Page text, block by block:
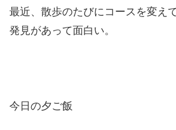
最近、散歩のたびにコースを変え
発見があって面白い。
今日の夕ご飯